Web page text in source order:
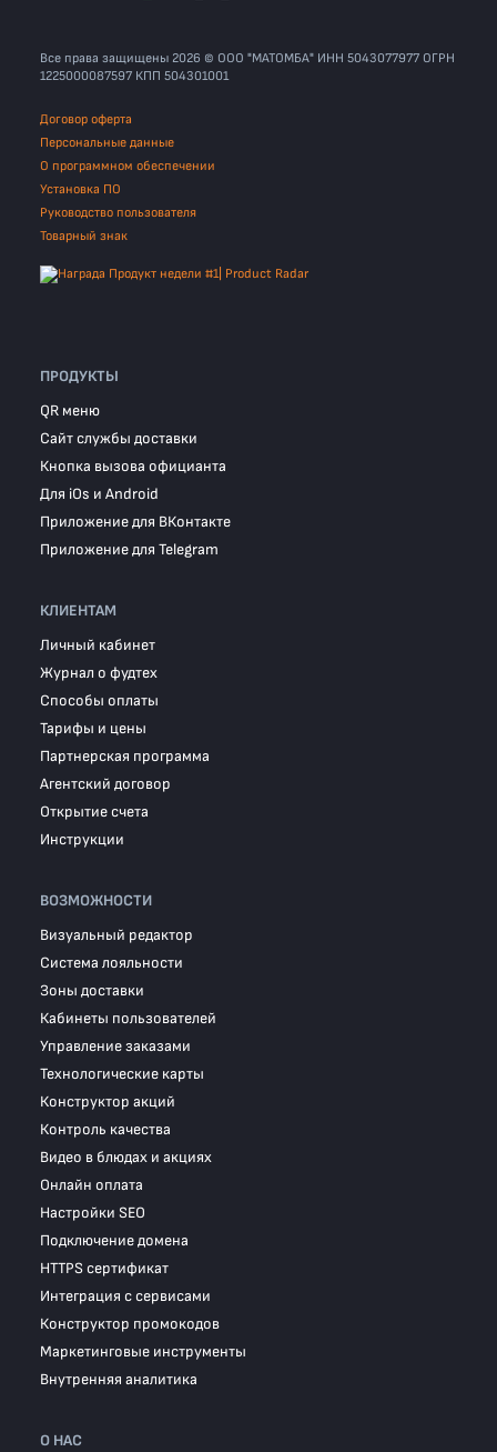
Все права защищены 2026 © ООО "МАТОМБА" ИНН 5043077977 ОГРН
1225000087597 КПП 504301001
Договор оферта
Персональные данные
О программном обеспечении
Установка ПО
Руководство пользователя
Товарный знак
ПРОДУКТЫ
QR меню
Сайт службы доставки
Кнопка вызова официанта
Для iOs и Android
Приложение для ВКонтакте
Приложение для Telegram
КЛИЕНТАМ
Личный кабинет
Журнал о фудтех
Способы оплаты
Тарифы и цены
Партнерская программа
Агентский договор
Открытие счета
Инструкции
ВОЗМОЖНОСТИ
Визуальный редактор
Система лояльности
Зоны доставки
Кабинеты пользователей
Управление заказами
Технологические карты
Конструктор акций
Контроль качества
Видео в блюдах и акциях
Онлайн оплата
Настройки SEO
Подключение домена
HTTPS сертификат
Интеграция с сервисами
Конструктор промокодов
Маркетинговые инструменты
Внутренняя аналитика
О НАС